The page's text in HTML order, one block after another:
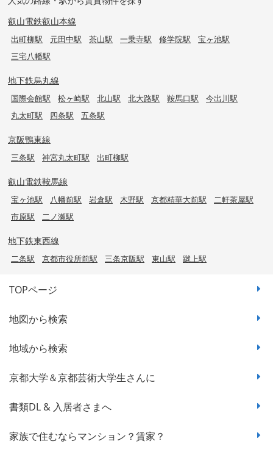
叡山電鉄叡山本線
出町柳駅 元田中駅 茶山駅 一乗寺駅 修学院駅
宝ヶ池駅
三宅八幡駅
地下鉄烏丸線
国際会館駅 松ヶ崎駅 北山駅 北大路駅 鞍馬口駅
今出川駅
丸太町駅
四条駅 五条駅
京阪鴨東線
三条駅 神宮丸太町駅 出町柳駅
叡山電鉄鞍馬線
宝ヶ池駅 八幡前駅 岩倉駅 木野駅 京都精華大前駅
二軒茶屋駅
市原駅
二ノ瀬駅
地下鉄東西線
二条駅 京都市役所前駅 三条京阪駅 東山駅 蹴上駅
TOPページ
地図から検索
地域から検索
京都大学＆京都芸術大学生さんに
書類DL & 入居者さまへ
家族で住むならマンション？賃家？